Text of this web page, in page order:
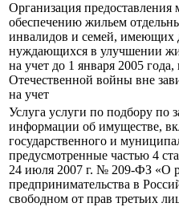
Организация
обеспечению жильем
инвалидов и семей, имеющих
нуждающихся в улучшении
на учет до 1 января 2005
Отечественной войны вне
на учет
Услуга услуги по подбору по
информации об имуществе,
государственного и
предусмотренные частью 4
24 июля 2007 г. № 209-ФЗ «О
предпринимательства в
свободном от прав третьих